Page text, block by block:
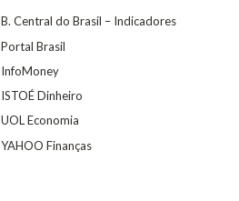
B. Central do Brasil – Indicadores
Portal Brasil
InfoMoney
ISTOÉ Dinheiro
UOL Economia
YAHOO Finanças